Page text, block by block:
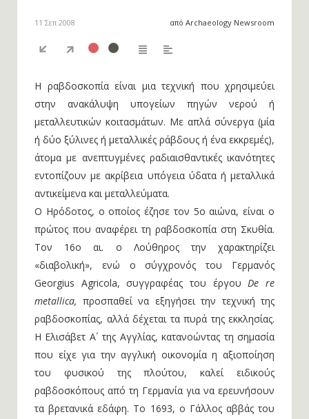
11 Σεπ 2008 από Archaeology Newsroom
Η ραβδοσκοπία είναι μια τεχνική που χρησιμεύει
στην ανακάλυψη υπογείων πηγών νερού ή
μεταλλευτικών κοιτασμάτων. Με απλά σύνεργα (μία
ή δύο ξύλινες ή μεταλλικές ράβδους ή ένα εκκρεμές),
άτομα με ανεπτυγμένες ραδιαισθαντικές ικανότητες
εντοπίζουν με ακρίβεια υπόγεια ύδατα ή μεταλλικά
αντικείμενα και μεταλλεύματα.
Ο Ηρόδοτος, ο οποίος έζησε τον 5ο αιώνα, είναι ο
πρώτος που αναφέρει τη ραβδοσκοπία στη Σκυθία.
Τον 16ο αι. ο Λούθηρος την χαρακτηρίζει
«διαβολική», ενώ ο σύγχρονός του Γερμανός
Georgius Agricola, συγγραφέας του έργουDe re
metallica, προσπαθεί να εξηγήσει την τεχνική της
ραβδοσκοπίας, αλλά δέχεται τα πυρά της εκκλησίας.
Η Ελισάβετ Α´ της Αγγλίας, κατανοώντας τη σημασία
που είχε για την αγγλική οικονομία η αξιοποίηση
του φυσικού της πλούτου, καλεί ειδικούς
ραβδοσκόπους από τη Γερμανία για να ερευνήσουν
τα βρετανικά εδάφη. Το 1693, ο Γάλλος αββάς του